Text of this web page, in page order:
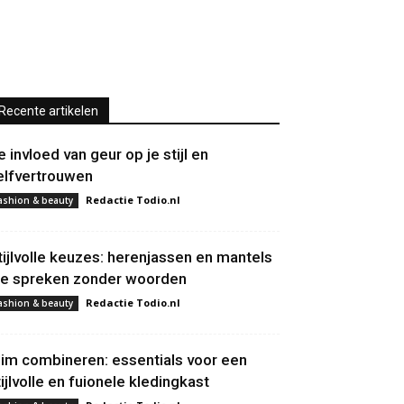
Recente artikelen
invloed van geur op je stijl en
& beauty Redactie Todio.nl
keuzes: herenjassen en mantels
spreken zonder woorden
& beauty Redactie Todio.nl
combineren: essentials voor een
en fuionele kledingkast